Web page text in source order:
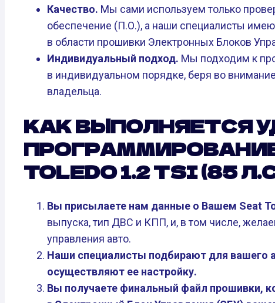
Качество. Мы сами используем только
обеспечение (П.О.), а наши специалисты
в области прошивки Электронных Блоков
Индивидуальный подход. Мы подходим к
в индивидуальном порядке, беря во
владельца.
КАК ВЫПОЛНЯЕТСЯ
TOLEDO 1.2 TSI (85
Вы присылаете нам данные о Вашем Seat
выпуска, тип ДВС и КПП, и, в том числе,
управления авто.
Наши специалисты подбирают для вашего
осуществляют ее настройку.
Вы получаете финальный файл прошивки,